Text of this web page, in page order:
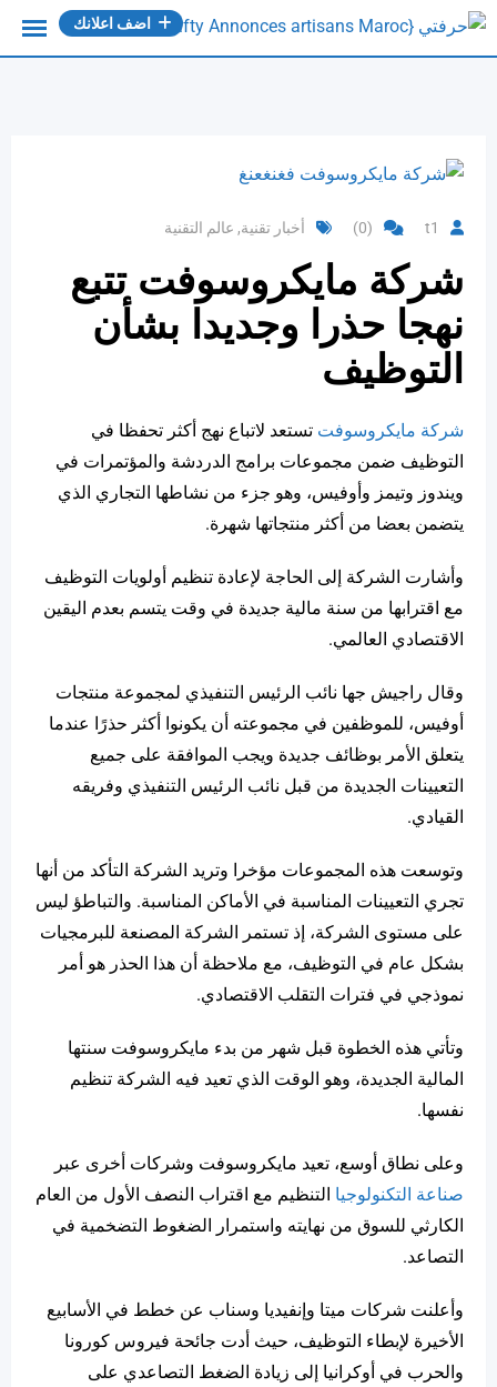
Skip
اضف اعلانك
t1
(0) أخبار تقنية, عالم التقنية
شركة مايكروسوفت تتبع
نهجا حذرا وجديدا بشأن
التوظيف
شركة مايكروسوفت تستعد لاتباع نهج أكثر تحفظا في
التوظيف ضمن مجموعات برامج الدردشة والمؤتمرات في
ويندوز وتيمز وأوفيس، وهو جزء من نشاطها التجاري الذي
يتضمن بعضا من أكثر منتجاتها شهرة.
وأشارت الشركة إلى الحاجة لإعادة تنظيم أولويات التوظيف
مع اقترابها من سنة مالية جديدة في وقت يتسم بعدم اليقين
الاقتصادي العالمي.
وقال راجيش جها نائب الرئيس التنفيذي لمجموعة منتجات
أوفيس، للموظفين في مجموعته أن يكونوا أكثر حذرًا عندما
يتعلق الأمر بوظائف جديدة ويجب الموافقة على جميع
التعيينات الجديدة من قبل نائب الرئيس التنفيذي وفريقه
القيادي.
وتوسعت هذه المجموعات مؤخرا وتريد الشركة التأكد من أنها
تجري التعيينات المناسبة في الأماكن المناسبة. والتباطؤ ليس
على مستوى الشركة، إذ تستمر الشركة المصنعة للبرمجيات
بشكل عام في التوظيف، مع ملاحظة أن هذا الحذر هو أمر
نموذجي في فترات التقلب الاقتصادي.
وتأتي هذه الخطوة قبل شهر من بدء مايكروسوفت سنتها
المالية الجديدة، وهو الوقت الذي تعيد فيه الشركة تنظيم
نفسها.
وعلى نطاق أوسع، تعيد مايكروسوفت وشركات أخرى عبر
صناعة التكنولوجيا التنظيم مع اقتراب النصف الأول من العام
الكارثي للسوق من نهايته واستمرار الضغوط التضخمية في
التصاعد.
وأعلنت شركات ميتا وإنفيديا وسناب عن خطط في الأسابيع
الأخيرة لإبطاء التوظيف، حيث أدت جائحة فيروس كورونا
والحرب في أوكرانيا إلى زيادة الضغط التصاعدي على